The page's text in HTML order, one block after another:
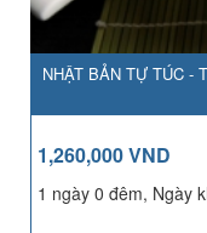
NHẬT BẢN TỰ TÚC -
1,260,000 VND
1 ngày 0 đêm, Ngày